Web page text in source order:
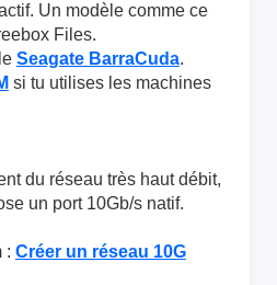
Un modèle comme ce
Files.
Seagate BarraCuda.
si tu utilises les machines
du réseau très haut débit,
un port 10Gb/s natif.
: Créer un réseau 10G